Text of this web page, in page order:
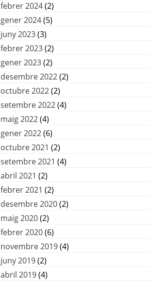
febrer 2024(2)
gener 2024(5)
juny 2023(3)
febrer 2023(2)
gener 2023(2)
desembre 2022(2)
octubre 2022(2)
setembre 2022(4)
maig 2022(4)
gener 2022(6)
octubre 2021 (2)
setembre 2021 (4)
abril 2021 (2)
febrer 2021 (2)
desembre 2020(2)
maig 2020(2)
febrer 2020(6)
novembre 2019(4)
juny 2019(2)
abril 2019(4)